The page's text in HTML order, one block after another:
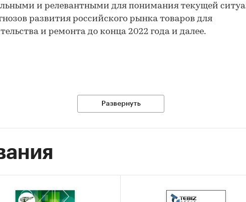
и релевантными для понимания текущей
развития российского рынка товаров для
и ремонта до конца 2022 года и далее.
Потребительские товары / Мебель, товары для дома и
Развернуть